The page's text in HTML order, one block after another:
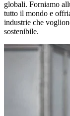
globali. Forniamo
tutto il mondo e
industrie che
sostenibile.